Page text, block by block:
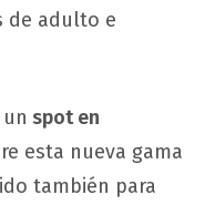
de adulto e
spot en
esta nueva gama
también para